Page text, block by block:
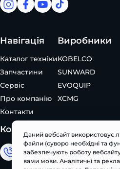
facebookfacebook
youtubetiktok
Навігація
Каталог техніки
Запчастини
Сервіс
Про компанію
Контакти
Виробники
KOBELCO
SUNWARD
EVOQUIP
XCMG
Контакти
Відділ продажу
Даний вебсайт використовує
файли (суворо необхідні та
забезпечують роботу
вами мови. Аналітичні та